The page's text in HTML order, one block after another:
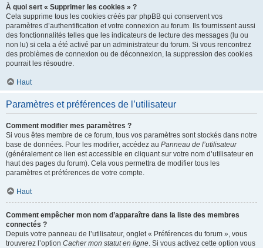
À quoi sert « Supprimer les cookies » ?
Cela supprime tous les cookies créés par phpBB qui conservent vos
paramètres d’authentification et votre connexion au forum. Ils fournissent aussi
des fonctionnalités telles que les indicateurs de lecture des messages (lu ou
non lu) si cela a été activé par un administrateur du forum. Si vous rencontrez
des problèmes de connexion ou de déconnexion, la suppression des cookies
pourrait les résoudre.
Haut
Paramètres et préférences de l’utilisateur
Comment modifier mes paramètres ?
Si vous êtes membre de ce forum, tous vos paramètres sont stockés dans notre
base de données. Pour les modifier, accédez au Panneau de l’utilisateur
(généralement ce lien est accessible en cliquant sur votre nom d’utilisateur en
haut des pages du forum). Cela vous permettra de modifier tous les
paramètres et préférences de votre compte.
Haut
Comment empêcher mon nom d’apparaître dans la liste des membres
connectés ?
Depuis votre panneau de l’utilisateur, onglet « Préférences du forum », vous
trouverez l’option Cacher mon statut en ligne. Si vous activez cette option vous